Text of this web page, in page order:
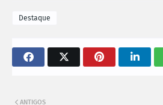
Destaque
ANTIGOS